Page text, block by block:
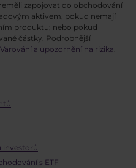
zapojovat do obchodování
aktivem, pokud nemají
produktu; nebo pokud
částky. Podrobnější
Varování a upozornění na rizika.
investorů
s ETF